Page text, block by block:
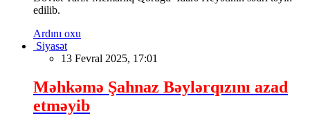
edilib.
Ardını oxu
Siyasət
13 Fevral 2025, 17:01
Məhkəmə Şahnaz Bəylərqızını azad
etməyib